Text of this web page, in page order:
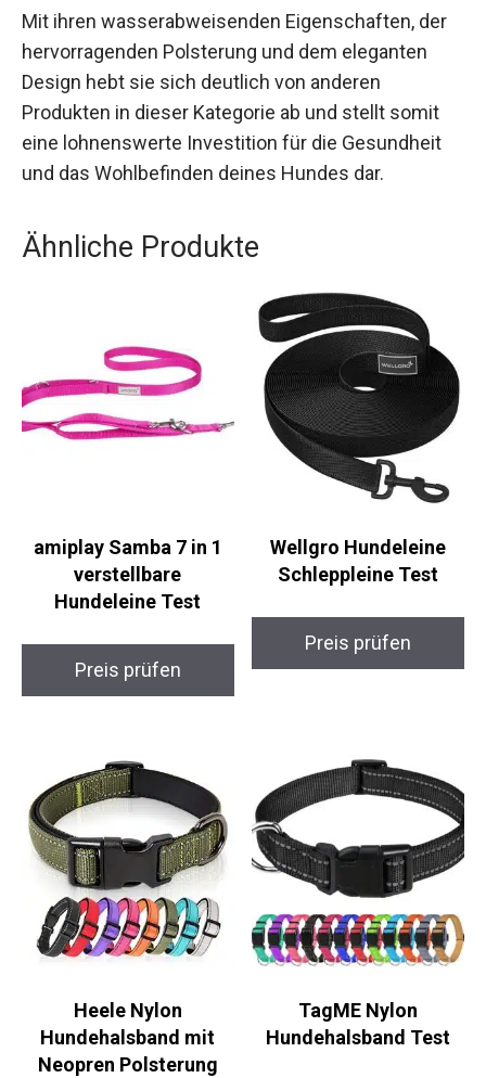
Mit ihren wasserabweisenden Eigenschaften, der
hervorragenden Polsterung und dem eleganten
Design hebt sie sich deutlich von anderen
Produkten in dieser Kategorie ab und stellt somit
eine lohnenswerte Investition für die Gesundheit
und das Wohlbefinden deines Hundes dar.
Ähnliche Produkte
amiplay Samba 7 in 1
verstellbare
Hundeleine Test
Preis prüfen
Wellgro Hundeleine
Schleppleine Test
Preis prüfen
Heele Nylon
Hundehalsband mit
Neopren Polsterung
TagME Nylon
Hundehalsband Test